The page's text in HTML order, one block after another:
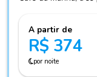
A partir de
R$ 374
por noite